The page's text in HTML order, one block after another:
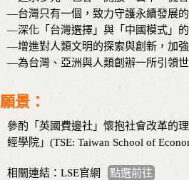
—台灣只有一個，致力守護永續發展
—深化「台灣選擇」與「中國模式」
—增進對人類文明的探索與創新，加
—為台灣、亞洲與人類創辦一所引領
願景：
參酌「英國費邊社」懷抱社會改革的
經學院」(TSE: Taiwan School of
相關連結：LSE官網
點選前往